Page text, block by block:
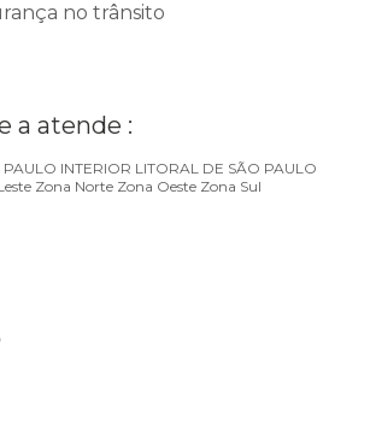
no trânsito
a atende :
PAULO INTERIOR LITORAL DE SÃO PAULO
Zona Norte Zona Oeste Zona Sul